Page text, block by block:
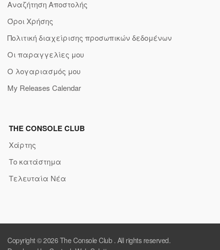
Αναζήτηση Αποστολής
Όροι Χρήσης
Πολιτική διαχείρισης προσωπικών δεδομένων
Οι παραγγελίες μου
Ο λογαριασμός μου
My Releases Calendar
THE CONSOLE CLUB
Χάρτης
Το κατάστημα
Τελευταία Νέα
Copyright © 2026 The Console Club. All rights reserved.